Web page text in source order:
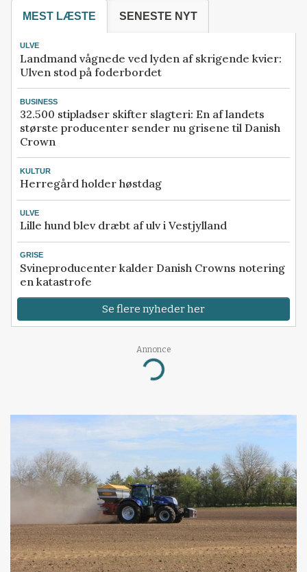
MEST LÆSTE SENESTE NYT
ULVE
Landmand vågnede ved lyden af skrigende kvier:
Ulven stod på foderbordet
BUSINESS
32.500 stipladser skifter slagteri: En af landets
største producenter sender nu grisene til Danish
Crown
KULTUR
Herregård holder høstdag
ULVE
Lille hund blev dræbt af ulv i Vestjylland
GRISE
Svineproducenter kalder Danish Crowns notering
en katastrofe
Se flere nyheder her
Annonce
Loading...